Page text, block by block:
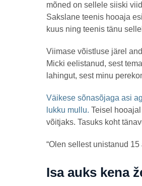
mõned on sellele siiski
Sakslane teenis hooaja
kuus ning teenis tänu
Viimase võistluse järel
Micki eelistanud, sest
lahingut, sest minu
Väikese sõnasõjaga asi
lukku mullu. Teisel
võitjaks. Tasuks koht
“Olen sellest unistanud
Isa auks kena